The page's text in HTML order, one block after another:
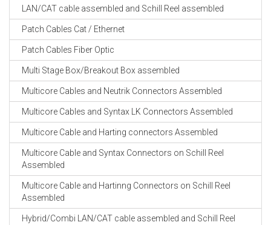
LAN/CAT cable assembled and Schill Reel assembled
Patch Cables Cat / Ethernet
Patch Cables Fiber Optic
Multi Stage Box/Breakout Box assembled
Multicore Cables and Neutrik Connectors Assembled
Multicore Cables and Syntax LK Connectors Assembled
Multicore Cable and Harting connectors Assembled
Multicore Cable and Syntax Connectors on Schill Reel
Assembled
Multicore Cable and Hartinng Connectors on Schill Reel
Assembled
Hybrid/Combi LAN/CAT cable assembled and Schill Reel